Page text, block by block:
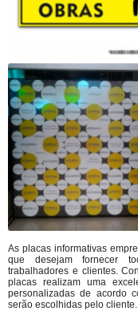
As placas informativas
que desejam fornecer
trabalhadores e clientes.
placas realizam uma
personalizadas de acordo
serão escolhidas pelo